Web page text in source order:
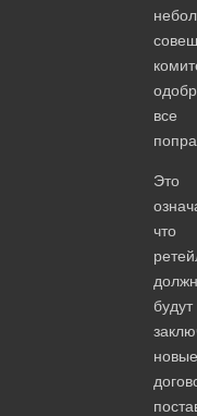
все
Это
что
будут
новые